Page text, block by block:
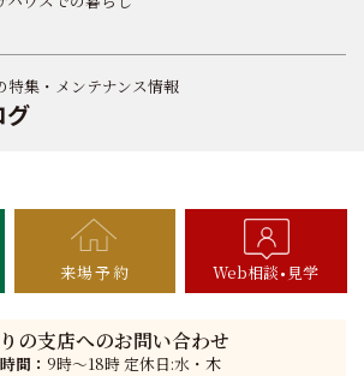
特集・メンテナンス情報
グ
来場予約 Web相談 見学
の支店へのお問い合わせ
間： 9時〜18時 定休日:水・木